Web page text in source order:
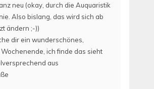
neu (okay, durch die Auquaristik
Also bislang, das wird sich ab
ändern ;-))
dir ein wunderschönes,
ich finde das sieht
aus